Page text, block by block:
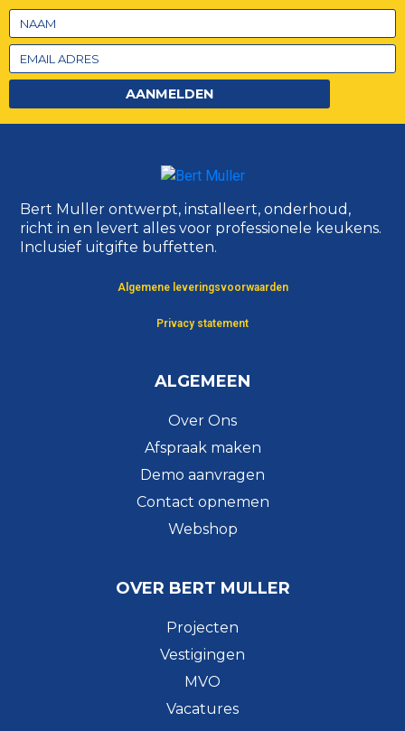
AANMELDEN
Bert Muller ontwerpt, installeert, onderhoud,
richt in en levert alles voor professionele keukens.
Inclusief uitgifte buffetten.
Algemene leveringsvoorwaarden
Privacy statement
ALGEMEEN
Over Ons
Afspraak maken
Demo aanvragen
Contact opnemen
Webshop
OVER BERT MULLER
Projecten
Vestigingen
MVO
Vacatures